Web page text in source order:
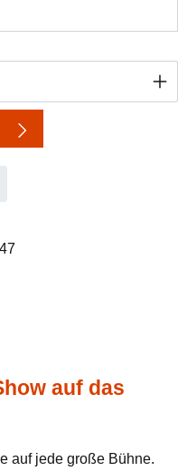
gewünschten
auf das
auf jede große Bühne.